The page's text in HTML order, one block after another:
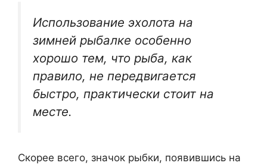
Использование эхолота на
зимней рыбалке особенно
хорошо тем, что рыба, как
правило, не передвигается
быстро, практически стоит на
месте.
Скорее всего, значок рыбки, появившись на